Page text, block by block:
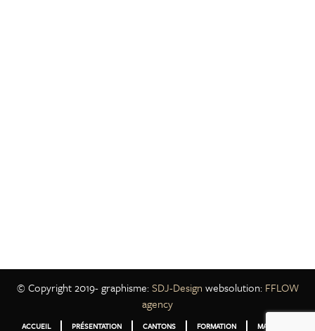
© Copyright 2019- graphisme:SDJ-Design websolution: FFLOW
agency
ACCUEIL PRÉSENTATION CANTONS FORMATION MANUELS